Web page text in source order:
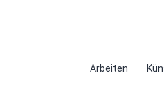
Arbeiten